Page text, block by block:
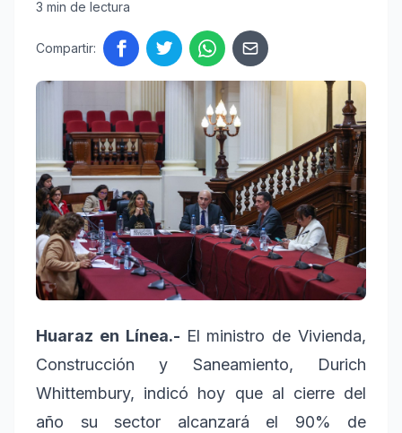
3 min de lectura
Compartir:
Huaraz en Línea.- El ministro de Vivienda,
Construcción y Saneamiento, Durich
Whittembury, indicó hoy que al cierre del
año su sector alcanzará el 90% de